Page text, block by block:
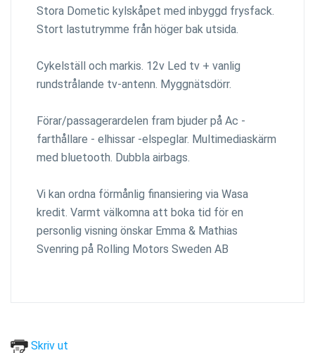
Stora Dometic kylskåpet med inbyggd frysfack.
Stort lastutrymme från höger bak utsida.
Cykelställ och markis. 12v Led tv + vanlig
rundstrålande tv-antenn. Myggnätsdörr.
Förar/passagerardelen fram bjuder på Ac -
farthållare - elhissar -elspeglar. Multimediaskärm
med bluetooth. Dubbla airbags.
Vi kan ordna förmånlig finansiering via Wasa
kredit. Varmt välkomna att boka tid för en
personlig visning önskar Emma & Mathias
Svenring på Rolling Motors Sweden AB
Skriv ut